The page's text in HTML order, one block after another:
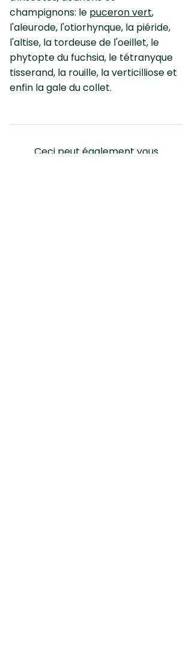
champignons: le puceron vert,
l'aleurode, l'otiorhynque, la piéride,
l'altise, la tordeuse de l'oeillet, le
phytopte du fuchsia, le tétranyque
tisserand, la rouille, la verticilliose et
enfin la gale du collet.
Ceci peut également vous